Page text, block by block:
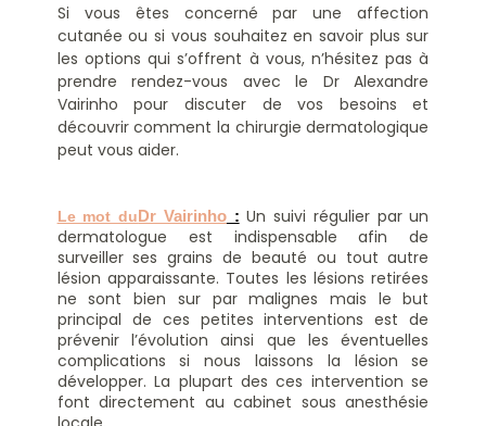
Si vous êtes concerné par une affection
cutanée ou si vous souhaitez en savoir plus sur
les options qui s’offrent à vous, n’hésitez pas à
prendre rendez-vous avec le Dr Alexandre
Vairinho pour discuter de vos besoins et
découvrir comment la chirurgie dermatologique
peut vous aider.
Le mot du Dr Vairinho : Un suivi régulier par un
dermatologue est indispensable afin de
surveiller ses grains de beauté ou tout autre
lésion apparaissante. Toutes les lésions retirées
ne sont bien sur par malignes mais le but
principal de ces petites interventions est de
prévenir l’évolution ainsi que les éventuelles
complications si nous laissons la lésion se
développer.La plupart des ces intervention se
font directement au cabinet sous anesthésie